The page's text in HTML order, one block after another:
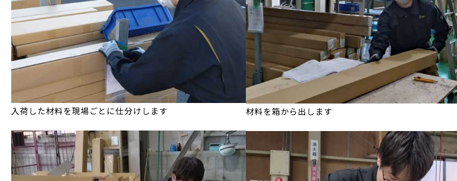
入荷した材料を現場ごとに仕分けします 材料を箱から出します